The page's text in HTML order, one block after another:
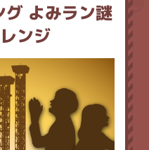
グ よみラン謎
ンジ